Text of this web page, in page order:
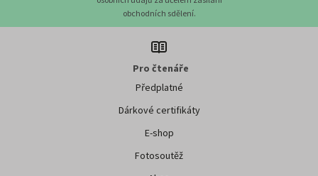
obchodních sdělení.
Pro čtenáře
Předplatné
Dárkové certifikáty
E-shop
Fotosoutěž